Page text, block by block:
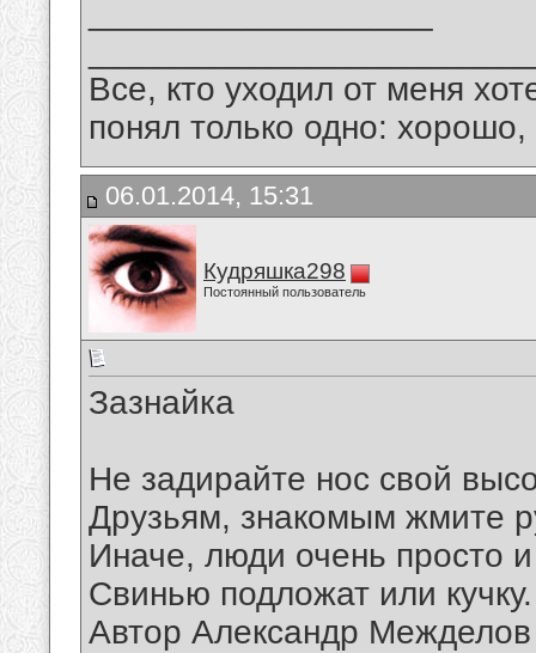
Все, кто уходил от меня
понял только одно:
06.01.2014, 15:31
Кудряшка298
Постоянный пользователь
Зазнайка
Не задирайте нос свой
Друзьям, знакомым жмите
Иначе, люди очень просто и
Свинью подложат или кучку.
Автор Александр Межделов